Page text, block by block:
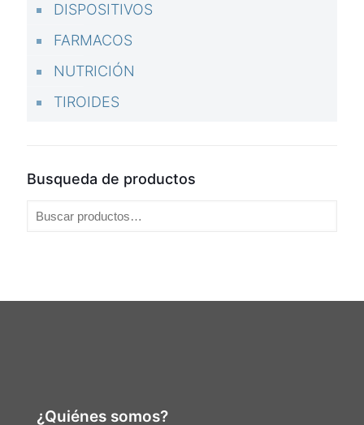
DISPOSITIVOS
FARMACOS
NUTRICIÓN
TIROIDES
Busqueda de productos
¿Quiénes somos?